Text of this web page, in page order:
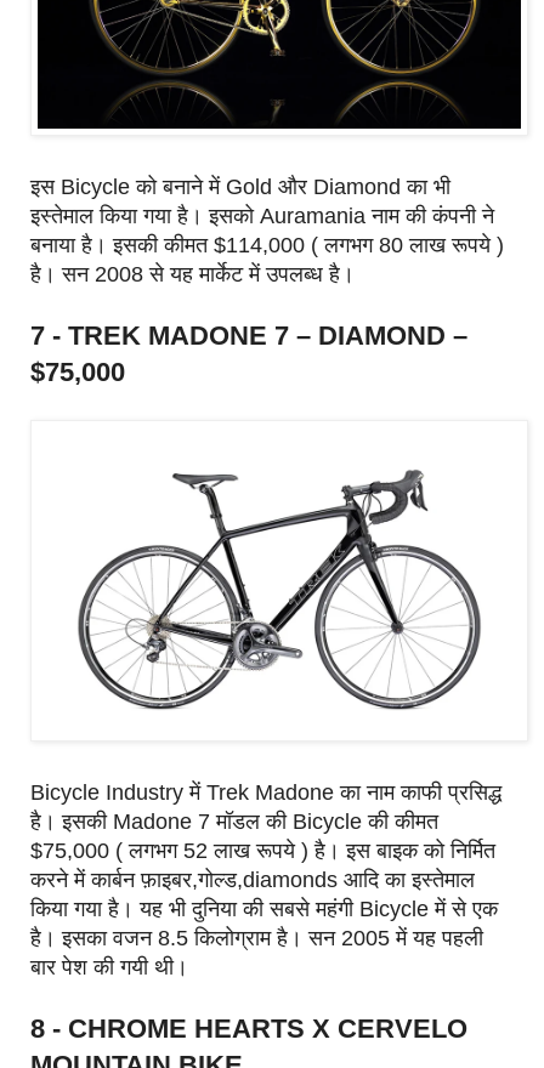
इस Bicycle को बनाने में Gold और Diamond का भी
इस्तेमाल किया गया है। इसको Auramania नाम की कंपनी ने
बनाया है। इसकी कीमत $114,000 ( लगभग 80 लाख रूपये )
है। सन 2008 से यह मार्केट में उपलब्ध है।
7 - TREK MADONE 7 – DIAMOND –
$75,000
Bicycle Industry में Trek Madone का नाम काफी प्रसिद्ध
है। इसकी Madone 7 मॉडल की Bicycle की कीमत
$75,000 ( लगभग 52 लाख रूपये ) है। इस बाइक को निर्मित
करने में कार्बन फ़ाइबर,गोल्ड,diamonds आदि का इस्तेमाल
किया गया है। यह भी दुनिया की सबसे महंगी Bicycle में से एक
है। इसका वजन 8.5 किलोग्राम है। सन 2005 में यह पहली
बार पेश की गयी थी।
8 - CHROME HEARTS X CERVELO